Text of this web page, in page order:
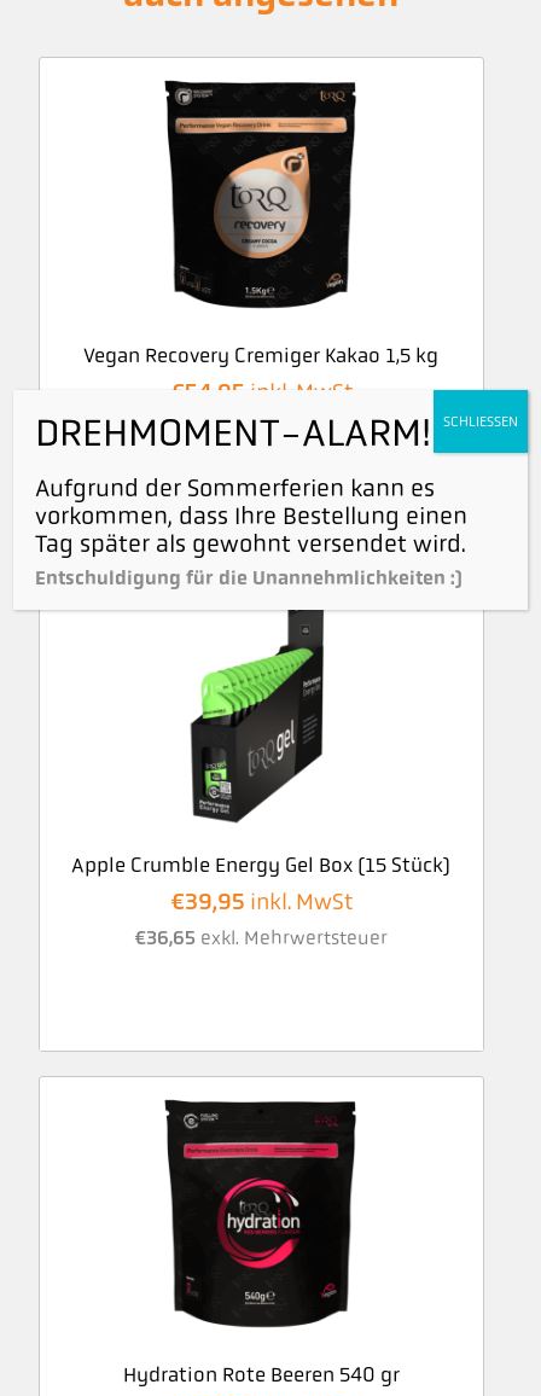
Vegan Recovery Cremiger Kakao 1,5 kg
€54,95 inkl. MwSt
€50,41exkl. Mehrwertsteuer
Apple Crumble Energy Gel Box (15 Stück)
€39,95 inkl. MwSt
€36,65 exkl. Mehrwertsteuer
Hydration Rote Beeren 540 gr
DREHMOMENT-ALARM!
Aufgrund der Sommerferien kann es
vorkommen, dass Ihre Bestellung einen
Tag später als gewohnt versendet wird.
Entschuldigung für die Unannehmlichkeiten :)
SCHLIESSEN